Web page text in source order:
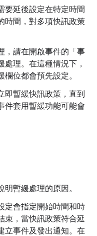
要延後設定在特定時間
時間，對多項快訊政策
，請在開啟事件的「事
處理。在這種情況下，
位都會預先設定。
即暫緩快訊政策，直到
件套用暫緩功能可能會
暫緩處理的原因。
定會指定開始時間和時
束，當快訊政策符合延
立事件及發出通知。在